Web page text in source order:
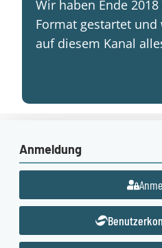
Wir haben Ende
Format gestartet
auf diesem Kanal
Anmeldung